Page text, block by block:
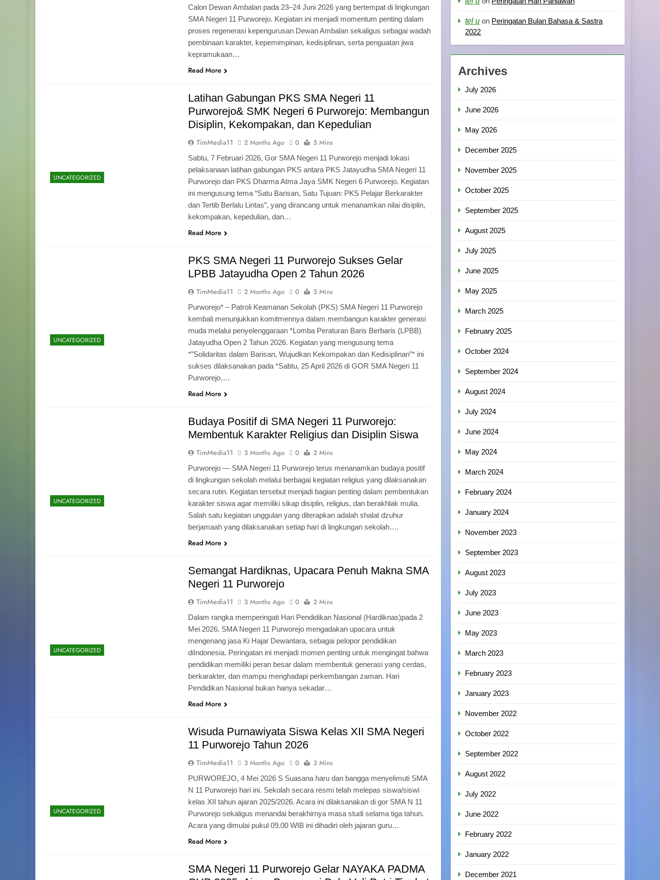
Calon Dewan Ambalan pada 23–24 Juni 2026 yang bertempat di lingkungan
SMA Negeri 11 Purworejo. Kegiatan ini menjadi momentum penting dalam
proses regenerasi kepengurusan Dewan Ambalan sekaligus sebagai wadah
pembinaan karakter, kepemimpinan, kedisiplinan, serta penguatan jiwa
kepramukaan…
Read More
UNCATEGORIZED
Latihan Gabungan PKS SMA Negeri 11
Purworejo& SMK Negeri 6 Purworejo: Membangun
Disiplin, Kekompakan, dan Kepedulian
TimMedia11 2 Months Ago 0 5 Mins
Sabtu, 7 Februari 2026, Gor SMA Negeri 11 Purworejo menjadi lokasi
pelaksanaan latihan gabungan PKS antara PKS Jatayudha SMA Negeri 11
Purworejo dan PKS Dharma Atma Jaya SMK Negeri 6 Purworejo. Kegiatan
ini mengusung tema “Satu Barisan, Satu Tujuan: PKS Pelajar Berkarakter
dan Tertib Berlalu Lintas”, yang dirancang untuk menanamkan nilai disiplin,
kekompakan, kepedulian, dan…
Read More
UNCATEGORIZED
PKS SMA Negeri 11 Purworejo Sukses Gelar
LPBB Jatayudha Open 2 Tahun 2026
TimMedia11 2 Months Ago 0 5 Mins
Purworejo* – Patroli Keamanan Sekolah (PKS) SMA Negeri 11 Purworejo
kembali menunjukkan komitmennya dalam membangun karakter generasi
muda melalui penyelenggaraan *Lomba Peraturan Baris Berbaris (LPBB)
Jatayudha Open 2 Tahun 2026. Kegiatan yang mengusung tema
*”Solidaritas dalam Barisan, Wujudkan Kekompakan dan Kedisiplinan”* ini
sukses dilaksanakan pada *Sabtu, 25 April 2026 di GOR SMA Negeri 11
Purworejo….
Read More
UNCATEGORIZED
Budaya Positif di SMA Negeri 11 Purworejo:
Membentuk Karakter Religius dan Disiplin Siswa
TimMedia11 3 Months Ago 0 2 Mins
Purworejo — SMA Negeri 11 Purworejo terus menanamkan budaya positif
di lingkungan sekolah melalui berbagai kegiatan religius yang dilaksanakan
secara rutin. Kegiatan tersebut menjadi bagian penting dalam pembentukan
karakter siswa agar memiliki sikap disiplin, religius, dan berakhlak mulia.
Salah satu kegiatan unggulan yang diterapkan adalah shalat dzuhur
berjamaah yang dilaksanakan setiap hari di lingkungan sekolah….
Read More
UNCATEGORIZED
Semangat Hardiknas, Upacara Penuh Makna SMA
Negeri 11 Purworejo
TimMedia11 3 Months Ago 0 2 Mins
Dalam rangka memperingati Hari Pendidikan Nasional (Hardiknas)pada 2
Mei 2026, SMA Negeri 11 Purworejo mengadakan upacara untuk
mengenang jasa Ki Hajar Dewantara, sebagai pelopor pendidikan
diIndonesia. Peringatan ini menjadi momen penting untuk mengingat bahwa
pendidikan memiliki peran besar dalam membentuk generasi yang cerdas,
berkarakter, dan mampu menghadapi perkembangan zaman. Hari
Pendidikan Nasional bukan hanya sekadar…
Read More
UNCATEGORIZED
Wisuda Purnawiyata Siswa Kelas XII SMA Negeri
11 Purworejo Tahun 2026
TimMedia11 3 Months Ago 0 3 Mins
PURWOREJO, 4 Mei 2026 S Suasana haru dan bangga menyelimuti SMA
N 11 Purworejo hari ini. Sekolah secara resmi telah melepas siswa/siswi
kelas XII tahun ajaran 2025/2026. Acara ini dilaksanakan di gor SMA N 11
Purworejo sekaligus menandai berakhirnya masa studi selama tiga tahun.
Acara yang dimulai pukul 09.00 WIB ini dihadiri oleh jajaran guru…
Read More
SMA Negeri 11 Purworejo Gelar NAYAKA PADMA
tel u on Peringatan Bulan Bahasa & Sastra
2022
Archives
July 2026
June 2026
May 2026
December 2025
November 2025
October 2025
September 2025
August 2025
July 2025
June 2025
May 2025
March 2025
February 2025
October 2024
September 2024
August 2024
July 2024
June 2024
May 2024
March 2024
February 2024
January 2024
November 2023
September 2023
August 2023
July 2023
June 2023
May 2023
March 2023
February 2023
January 2023
November 2022
October 2022
September 2022
August 2022
July 2022
June 2022
February 2022
January 2022
December 2021